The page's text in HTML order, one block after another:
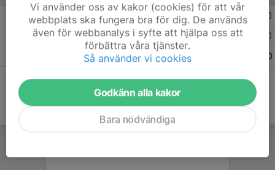
2026 9 0 0 0
13 0 0
0
Vi använder oss av kakor (cookies) för att vår
webbplats ska fungera bra för dig. De används
även för webbanalys i syfte att hjälpa oss att
förbättra våra tjänster.
Så använder vi cookies
Godkänn alla kakor
Bara nödvändiga